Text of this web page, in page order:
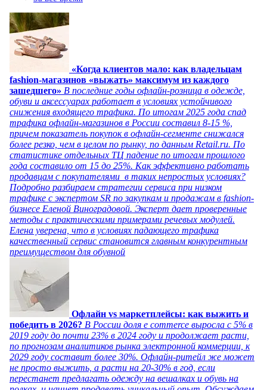
«Когда клиентов мало: как владельцам
fashion-магазинов «выжать» максимум из каждого
зашедшего» В последние годы офлайн-розница в одежде,
обуви и аксессуарах работает в условиях устойчивого
снижения входящего трафика. По итогам 2025 года спад
трафика офлайн-магазинов в России составил 8-15 %,
причем показатель покупок в офлайн-сегменте снижался
более резко, чем в целом по рынку, по данным Retail.ru. По
статистике отдельных ТЦ падение по итогам прошлого
года составило от 15 до 25%. Как эффективно работать
продавцам с покупателями в таких непростых условиях?
Подробно разбираем стратегии сервиса при низком
трафике с экспертом SR по закупкам и продажам в fashion-
бизнесе Еленой Виноградовой. Эксперт дает проверенные
методы с практическими примерами речевых модулей.
Елена уверена, что в условиях падающего трафика
качественный сервис становится главным конкурентным
преимуществом для обувной
Офлайн vs маркетплейсы: как выжить и
победить в 2026? В России доля e commerce выросла с 5% в
2019 году до почти 23% в 2024 году и продолжает расти,
по прогнозам аналитиков рынка электронной коммерции, к
2029 году составит более 30%. Офлайн-ритейл же может
не просто выжить, а расти на 20-30% в год, если
перестанет предлагать одежду на вешалках и обувь на